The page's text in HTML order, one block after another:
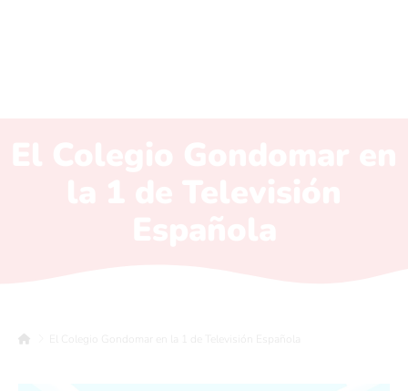
El Colegio Gondomar en la 1 de Televisión Española